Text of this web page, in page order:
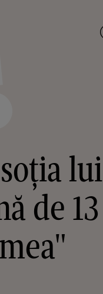
lui
de 13